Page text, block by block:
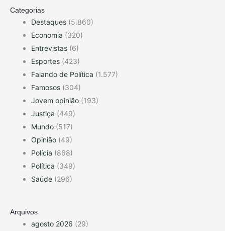
Categorias
Destaques (5.860)
Economia (320)
Entrevistas (6)
Esportes (423)
Falando de Política (1.577)
Famosos (304)
Jovem opinião (193)
Justiça (449)
Mundo (517)
Opinião (49)
Polícia (868)
Política (349)
Saúde (296)
Arquivos
agosto 2026 (29)